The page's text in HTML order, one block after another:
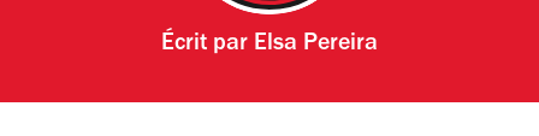
Écrit par Elsa Pereira